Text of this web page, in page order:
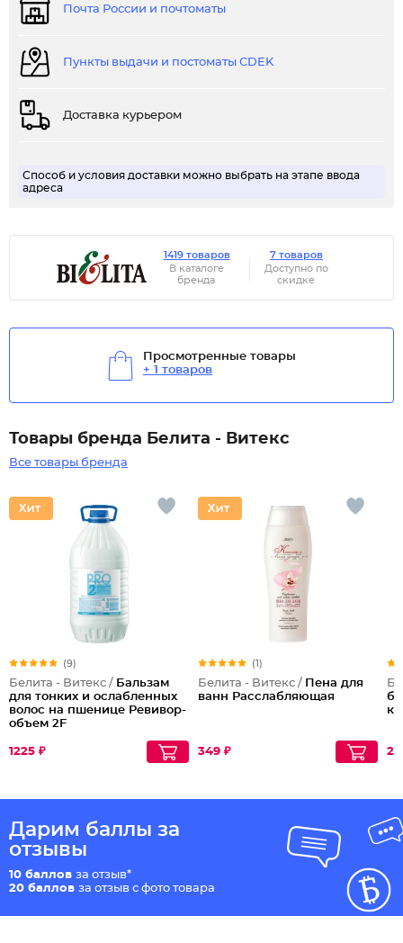
Почта России и почтоматы
Пункты выдачи и постоматы CDEK
Доставка курьером
Способ и условия доставки можно выбрать на этапе ввода
адреса
1419 товаров
В каталоге
бренда
7 товаров
Доступно по
скидке
Просмотренные товары
+ 1 товаров
Товары бренда Белита - Витекс
Все товары бренда
(9)
Белита - Витекс / Бальзам
для тонких и ослабленных
волос на пшенице Ревивор-
объем 2F
1225 ₽
(1)
Белита - Витекс / Пена для
ванн Расслабляющая
349 ₽
Дарим баллы за
отзывы
10 баллов за отзыв*
20 баллов за отзыв с фото товара